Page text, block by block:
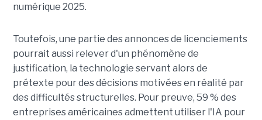
numérique 2025.
Toutefois, une partie des annonces de licenciements
pourrait aussi relever d'un phénomène de
justification, la technologie servant alors de
prétexte pour des décisions motivées en réalité par
des difficultés structurelles. Pour preuve, 59 % des
entreprises américaines admettent utiliser l'IA pour